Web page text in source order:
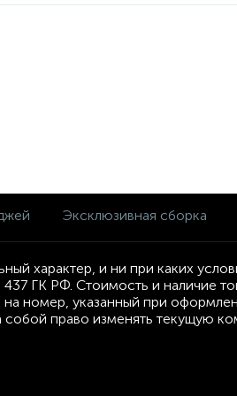
Эксклюзивная сборка
характер, и ни при каких
ГК РФ. Стоимость и наличие
номер, указанный при
собой право изменять текущую